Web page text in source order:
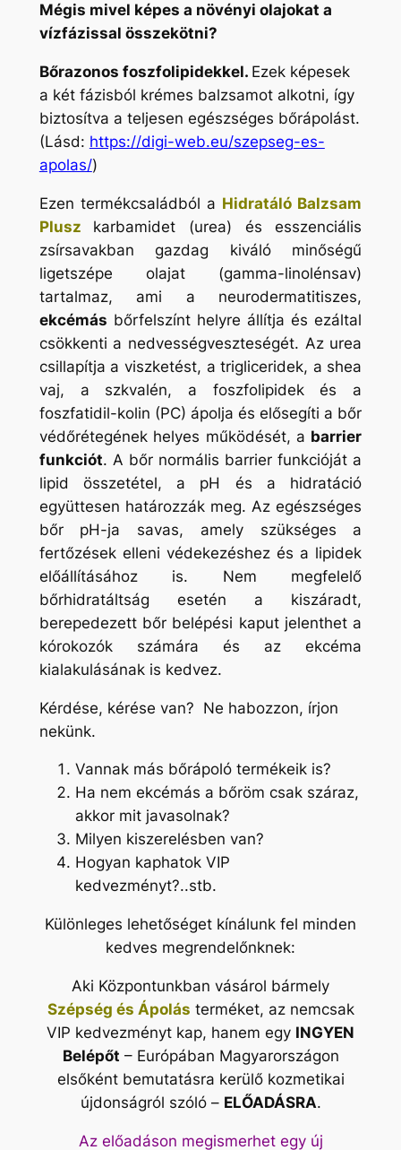
Mégis mivel képes a növényi olajokat a
vízfázissal összekötni?
Bőrazonos foszfolipidekkel. Ezek képesek
a két fázisból krémes balzsamot alkotni, így
biztosítva a teljesen egészséges bőrápolást.
(Lásd: https://digi-web.eu/szepseg-es-
apolas/)
Ezen termékcsaládból a Hidratáló Balzsam
Plusz
karbamidet (urea) és esszenciális
zsírsavakban gazdag kiváló minőségű
ligetszépe olajat (gamma-linolénsav)
tartalmaz, ami a neurodermatitiszes,
ekcémás bőrfelszínt helyre állítja és ezáltal
csökkenti a nedvességveszteségét. Az urea
csillapítja a viszketést, a trigliceridek, a shea
vaj, a szkvalén, a foszfolipidek és a
foszfatidil-kolin (PC) ápolja és elősegíti a bőr
védőrétegének helyes működését, a barrier
funkciót. A bőr normális barrier funkcióját a
lipid összetétel, a pH és a hidratáció
együttesen határozzák meg. Az egészséges
bőr pH-ja savas, amely szükséges a
fertőzések elleni védekezéshez és a lipidek
előállításához is. Nem megfelelő
bőrhidratáltság esetén a kiszáradt,
berepedezett bőr belépési kaput jelenthet a
kórokozók számára és az ekcéma
kialakulásának is kedvez.
Kérdése, kérése van? Ne habozzon, írjon
nekünk.
Vannak más bőrápoló termékeik is?
Ha nem ekcémás a bőröm csak száraz,
akkor mit javasolnak?
Milyen kiszerelésben van?
Hogyan kaphatok VIP
kedvezményt?..stb.
Különleges lehetőséget kínálunk fel minden
kedves megrendelőnknek:
Aki Központunkban vásárol bármely
Szépség és Ápolás terméket, az nemcsak
VIP kedvezményt kap, hanem egy INGYEN
Belépőt – Európában Magyarországon
elsőként bemutatásra kerülő kozmetikai
újdonságról szóló – ELŐADÁSRA.
Az előadáson megismerhet egy új